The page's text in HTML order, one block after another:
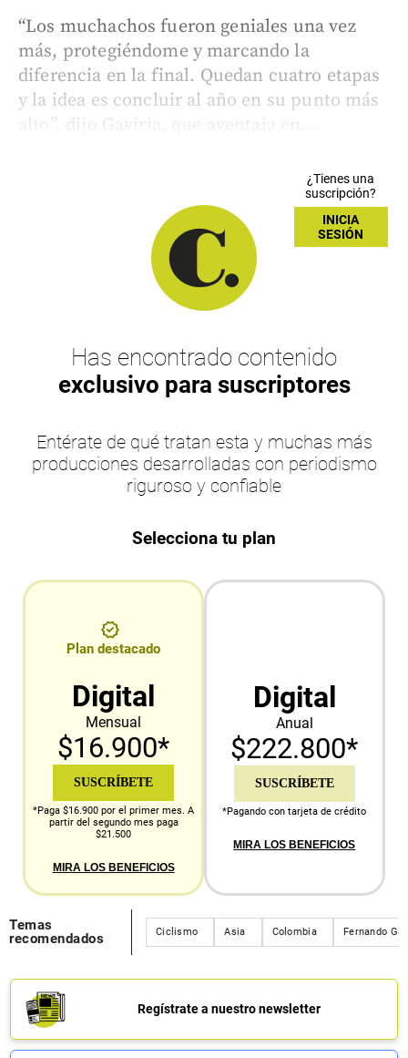
“Los muchachos fueron geniales una vez
más, protegiéndome y marcando la
diferencia en la final. Quedan cuatro etapas
y la idea es concluir al año en su punto más
alto”, dijo Gaviria, que aventaja en...
¿Tienes una
suscripción?
INICIA
SESIÓN
Has encontrado contenido
exclusivo para suscriptores
Entérate de qué tratan esta y muchas más
producciones desarrolladas con periodismo
riguroso y confiable
Selecciona tu plan
Plan destacado
Digital
Mensual
$16.900*
SUSCRÍBETE
*Paga $16.900 por el primer mes. A
partir del segundo mes paga
$21.500
MIRA LOS BENEFICIOS
Digital
Anual
$222.800*
SUSCRÍBETE
*Pagando con tarjeta de crédito
MIRA LOS BENEFICIOS
Temas
recomendados
Ciclismo Asia Colombia Fernando
Regístrate a nuestro newsletter